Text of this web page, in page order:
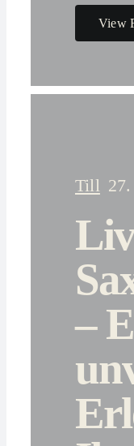
View
Till
–